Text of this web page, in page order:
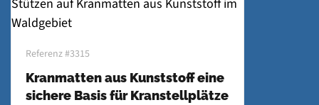
Referenz #3315
Kranmatten aus Kunststoff eine
sichere Basis für Kranstellplätze